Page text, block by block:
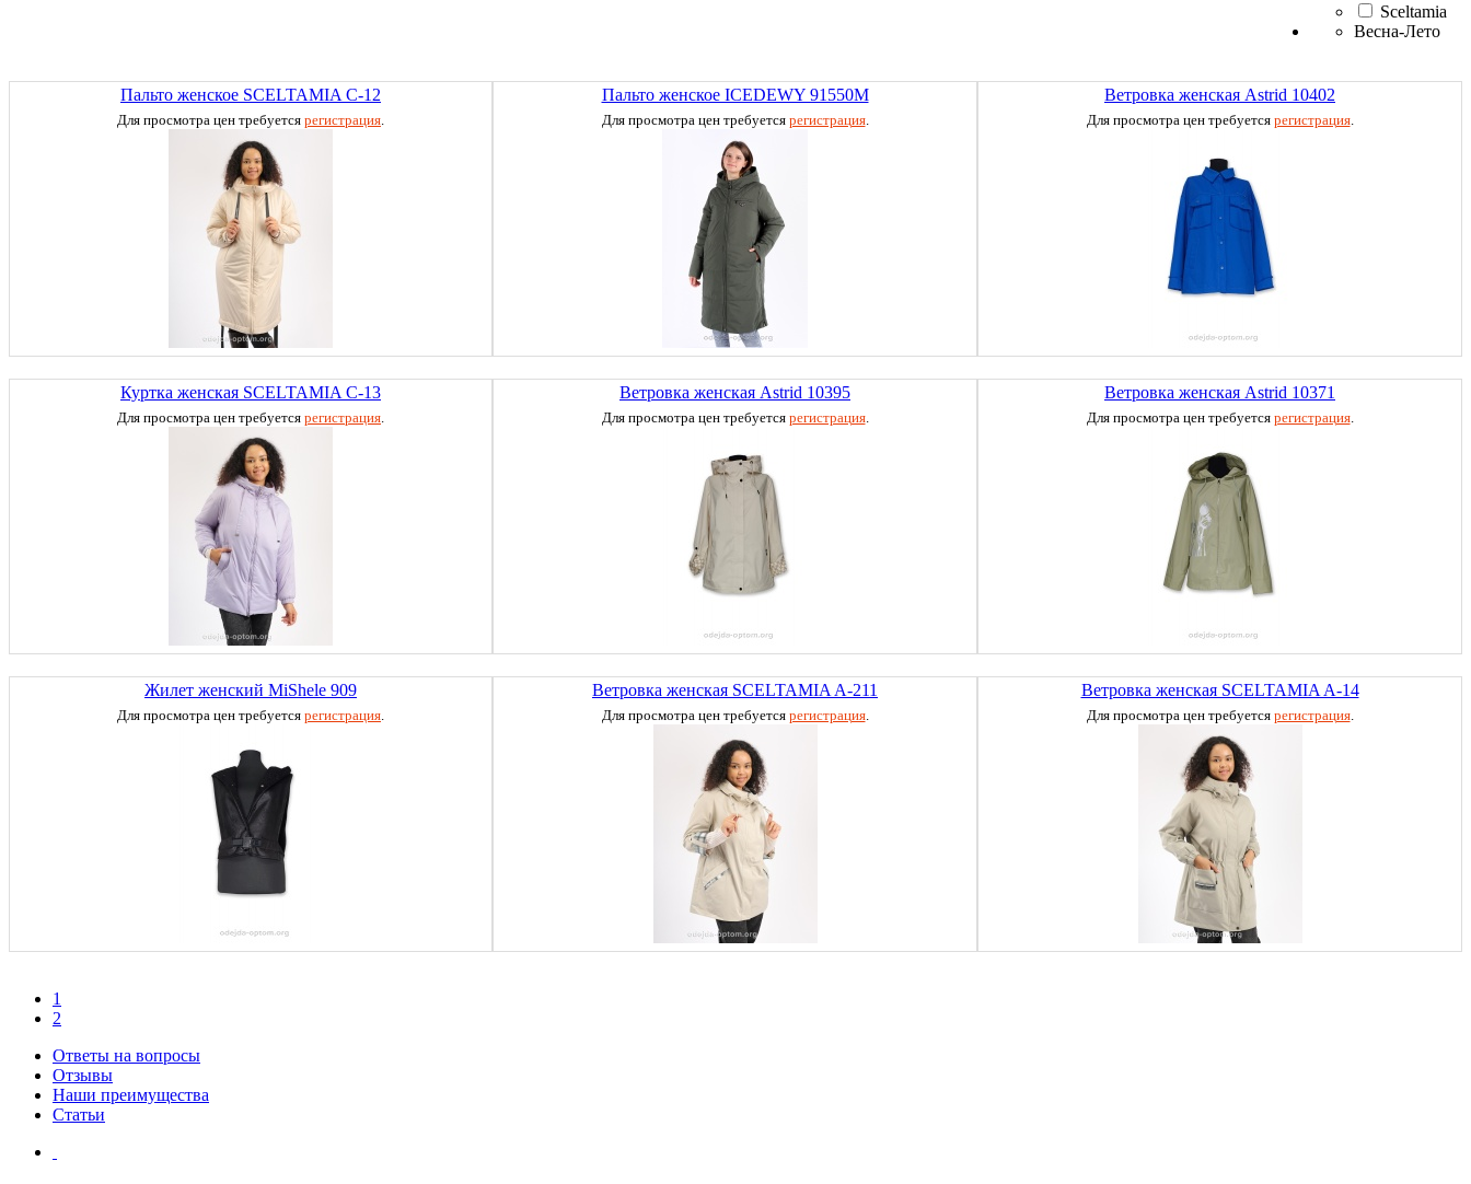
Sceltamia
Весна-Лето
Пальто женское SCELTAMIA C-12
Для просмотра цен требуется регистрация
Пальто женское ICEDEWY 91550M
Для просмотра цен требуется регистрация.
Ветровка женская Astrid 10402
Для просмотра цен требуется регистрация.
Куртка женская SCELTAMIA C-13
Для просмотра цен требуется регистрация
Ветровка женская Astrid 10395
Для просмотра цен требуется регистрация.
Ветровка женская Astrid 10371
Для просмотра цен требуется регистрация.
Жилет женский MiShele 909
Для просмотра цен требуется регистрация
Ветровка женская SCELTAMIA A-211
Для просмотра цен требуется регистрация.
Ветровка женская SCELTAMIA A-14
Для просмотра цен требуется регистрация.
1
2
Ответы на вопросы
Отзывы
Наши преимущества
Статьи